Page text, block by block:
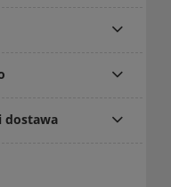
dostawa